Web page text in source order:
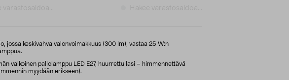
jossa keskivahva valonvoimakkuus (300 lm), vastaa 25 W:n
valkoinen pallolamppu LED E27, huurrettu lasi – himmennettävä
myydään erikseen).